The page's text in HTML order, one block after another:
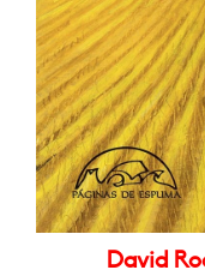
David